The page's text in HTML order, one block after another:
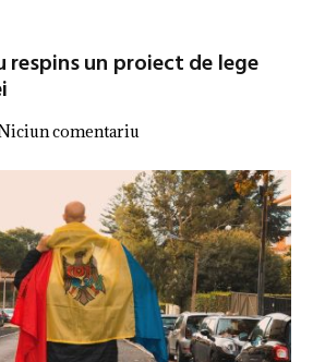
respins un proiect de lege
comentariu